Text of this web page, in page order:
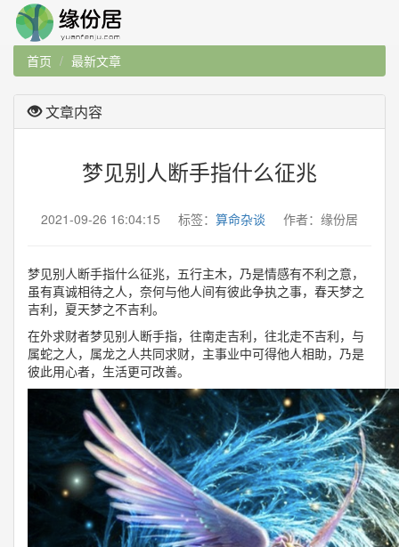
首页 最新文章
文章内容
梦见别人断手指什么征兆
2021-09-26 16:04:15 标签： 算命杂谈 作者：缘份居
梦见别人断手指什么征兆，五行主木，乃是情感有不利之意，
虽有真诚相待之人，奈何与他人间有彼此争执之事，春天梦之
吉利，夏天梦之不吉利。
在外求财者梦见别人断手指，往南走吉利，往北走不吉利，与
属蛇之人，属龙之人共同求财，主事业中可得他人相助，乃是
彼此用心者，生活更可改善。